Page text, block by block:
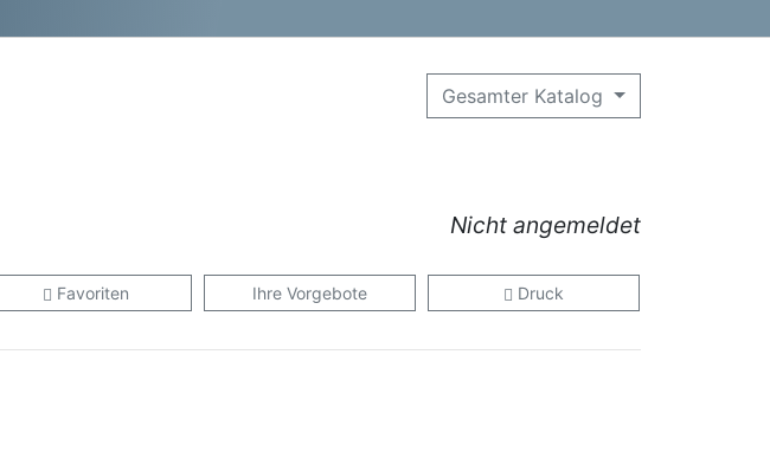
Gesamter Katalog
Nicht angemeldet
Favoriten Ihre Vorgebote Druck